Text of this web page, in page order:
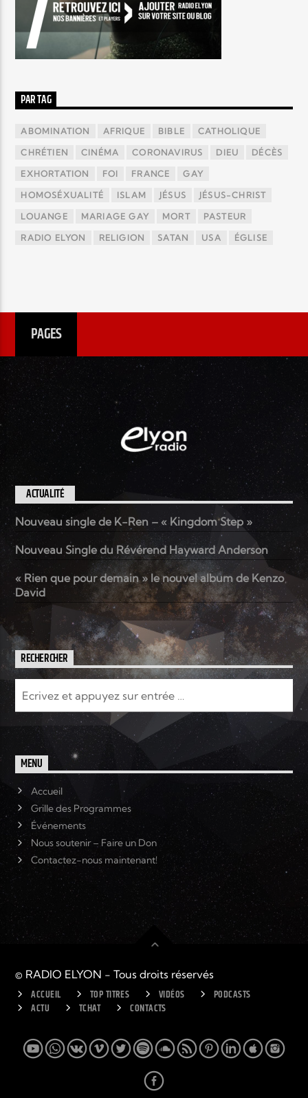
PAR TAG
ABOMINATION AFRIQUE BIBLE CATHOLIQUE
CHRÉTIEN CINÉMA CORONAVIRUS DIEU DÉCÈS
EXHORTATION FOI FRANCE GAY
HOMOSÉXUALITÉ ISLAM JÉSUS JÉSUS-CHRIST
LOUANGE MARIAGE GAY MORT PASTEUR
RADIO ELYON RELIGION SATAN USA ÉGLISE
PAGES
ACTUALITÉ
Nouveau single de K-Ren – « Kingdom Step »
Nouveau Single du Révérend Hayward Anderson
« Rien que pour demain » le nouvel album de Kenzo
David
RECHERCHER
MENU
Accueil
Grille des Programmes
Événements
Nous soutenir – Faire un Don
Contactez-nous maintenant!
© RADIO ELYON - Tous droits réservés
ACCUEIL TOP TITRES VIDÉOS
PODCASTS
ACTU
TCHAT CONTACTS